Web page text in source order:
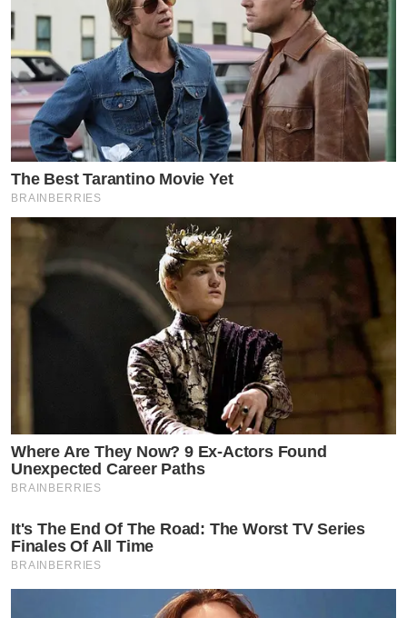
The Best Tarantino Movie Yet
BRAINBERRIES
Where Are They Now? 9 Ex-Actors Found
Unexpected Career Paths
BRAINBERRIES
It's The End Of The Road: The Worst TV Series
Finales Of All Time
BRAINBERRIES